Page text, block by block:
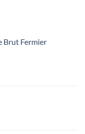
Brut Fermier